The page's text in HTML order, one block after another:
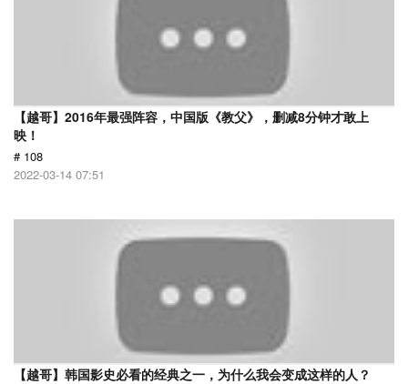
【越哥】2016年最强阵容，中国版《教父》，删减8分钟才敢上
映！
# 108
2022-03-14 07:51
【越哥】韩国影史必看的经典之一，为什么我会变成这样的人？